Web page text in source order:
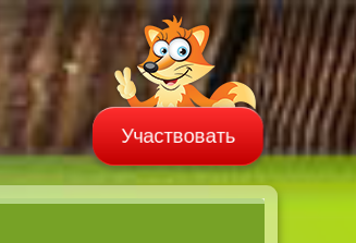
Участвовать